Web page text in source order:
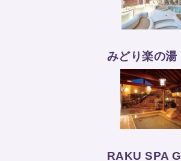
みどり楽の湯
RAKU SPA